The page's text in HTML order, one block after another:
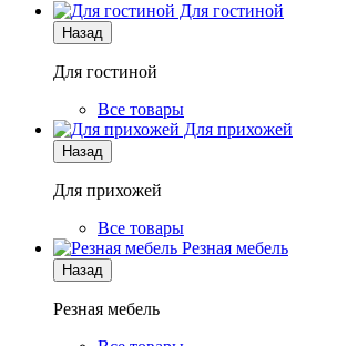
Для гостиной
Назад
Для гостиной
Все товары
Для прихожей
Назад
Для прихожей
Все товары
Резная мебель
Назад
Резная мебель